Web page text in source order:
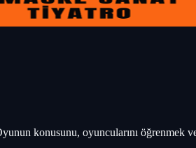
konusunu, oyuncularını öğrenmek